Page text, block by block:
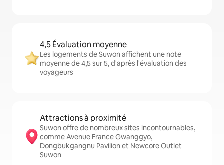
4,5 Évaluation moyenne
Les logements de Suwon affichent une note
moyenne de 4,5 sur 5, d'après l'évaluation des
voyageurs
Attractions à proximité
Suwon offre de nombreux sites incontournables,
comme Avenue France Gwanggyo,
Dongbukgangnu Pavilion et Newcore Outlet
Suwon